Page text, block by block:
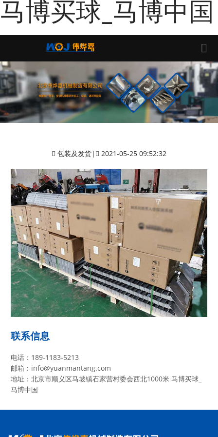
马博买球_马博中国
包装及发货| 2021-05-25 09:52:32
联系信息
电话：189-1183-5213
邮箱：info@yuanmantang.com
地址：北京市顺义区马坡镇石家营村委会西北1000米 马博买球_
马博中国